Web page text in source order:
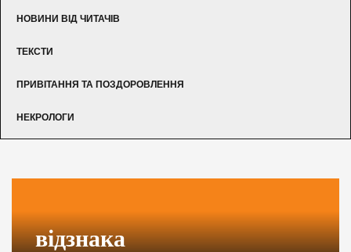
НОВИНИ ВІД ЧИТАЧІВ
ТЕКСТИ
ПРИВІТАННЯ ТА ПОЗДОРОВЛЕННЯ
НЕКРОЛОГИ
відзнака